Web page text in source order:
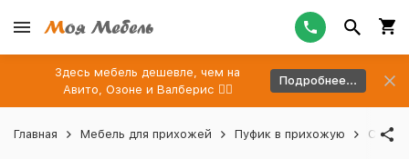
Здесь мебель дешевле, чем на
Авито, Озоне и Валберис 👉🏻
Подробнее...
Главная Мебель для прихожей Пуфик в прихожую